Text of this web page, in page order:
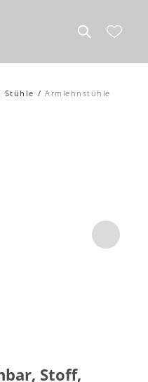
Stühle Armlehnstühle
Stoff,